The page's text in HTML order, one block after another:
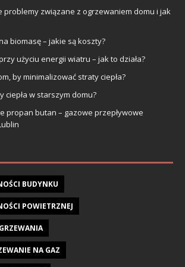
problemy związane z ogrzewaniem domu i jak
biomasę – jakie są koszty?
użyciu energii wiatru – jak to działa?
by minimalizować straty ciepła?
ciepła w starszym domu?
propan butan – gazowe przepływowe
BUDYNKU
POWIETRZNEJ
NA GAZ